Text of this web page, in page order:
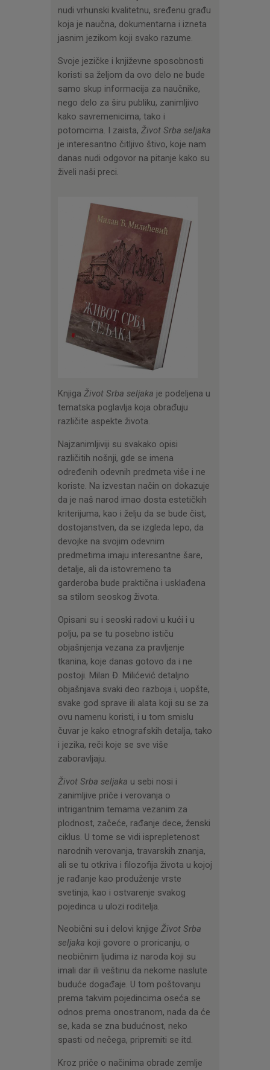
nudi vrhunski kvalitetnu, sređenu građu
koja je naučna, dokumentarna i izneta
jasnim jezikom koji svako razume.
Svoje jezičke i književne sposobnosti
koristi sa željom da ovo delo ne bude
samo skup informacija za naučnike,
nego delo za širu publiku, zanimljivo
kako savremenicima, tako i
potomcima. I zaista, Život Srba seljaka
je interesantno čitljivo štivo, koje nam
danas nudi odgovor na pitanje kako su
živeli naši preci.
Knjiga Život Srba seljaka je podeljena u
tematska poglavlja koja obrađuju
različite aspekte života.
Najzanimljiviji su svakako opisi
različitih nošnji, gde se imena
određenih odevnih predmeta više i ne
koriste. Na izvestan način on dokazuje
da je naš narod imao dosta estetičkih
kriterijuma, kao i želju da se bude čist,
dostojanstven, da se izgleda lepo, da
devojke na svojim odevnim
predmetima imaju interesantne šare,
detalje, ali da istovremeno ta
garderoba bude praktična i usklađena
sa stilom seoskog života.
Opisani su i seoski radovi u kući i u
polju, pa se tu posebno ističu
objašnjenja vezana za pravljenje
tkanina, koje danas gotovo da i ne
postoji. Milan Đ. Milićević detaljno
objašnjava svaki deo razboja i, uopšte,
svake god sprave ili alata koji su se za
ovu namenu koristi, i u tom smislu
čuvar je kako etnografskih detalja, tako
i jezika, reči koje se sve više
zaboravljaju.
Život Srba seljaka u sebi nosi i
zanimljive priče i verovanja o
intrigantnim temama vezanim za
plodnost, začeće, rađanje dece, ženski
ciklus. U tome se vidi isprepletenost
narodnih verovanja, travarskih znanja,
ali se tu otkriva i filozofija života u kojoj
je rađanje kao produženje vrste
svetinja, kao i ostvarenje svakog
pojedinca u ulozi roditelja.
Neobični su i delovi knjige Život Srba
seljaka koji govore o proricanju, o
neobičnim ljudima iz naroda koji su
imali dar ili veštinu da nekome naslute
buduće događaje. U tom poštovanju
prema takvim pojedincima oseća se
odnos prema onostranom, nada da će
se, kada se zna budućnost, neko
spasti od nečega, pripremiti se itd.
Kroz priče o načinima obrade zemlje